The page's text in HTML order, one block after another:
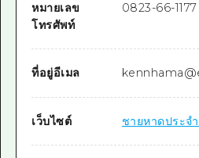
หมายเลข
โทรศัพท์
0823-66-1177
ที่อยู่อีเมล
เว็บไซต์ ชายหาดประจ